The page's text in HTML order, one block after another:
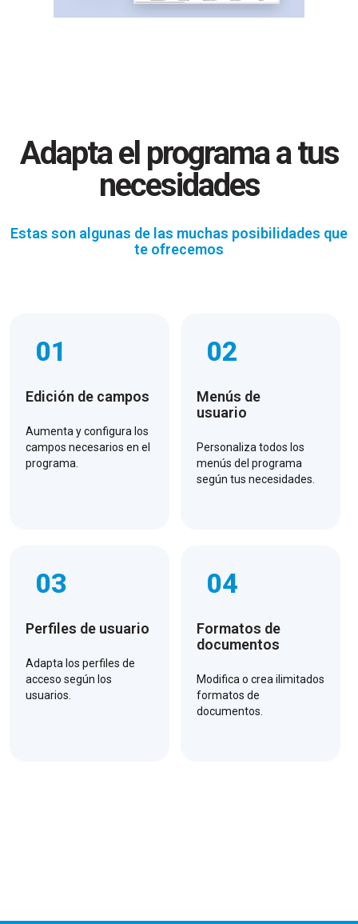
Adapta el programa a tus
necesidades
Estas son algunas de las muchas posibilidades que
te ofrecemos
01
Edición de campos
Aumenta y configura los
campos necesarios en el
programa.
02
Menús de
usuario
Personaliza todos los
menús del programa
según tus necesidades.
03
Perfiles de usuario
Adapta los perfiles de
acceso según los
usuarios.
04
Formatos de
documentos
Modifica o crea ilimitados
formatos de
documentos.